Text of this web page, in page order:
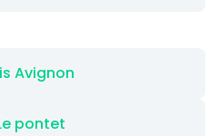
Avignon
pontet